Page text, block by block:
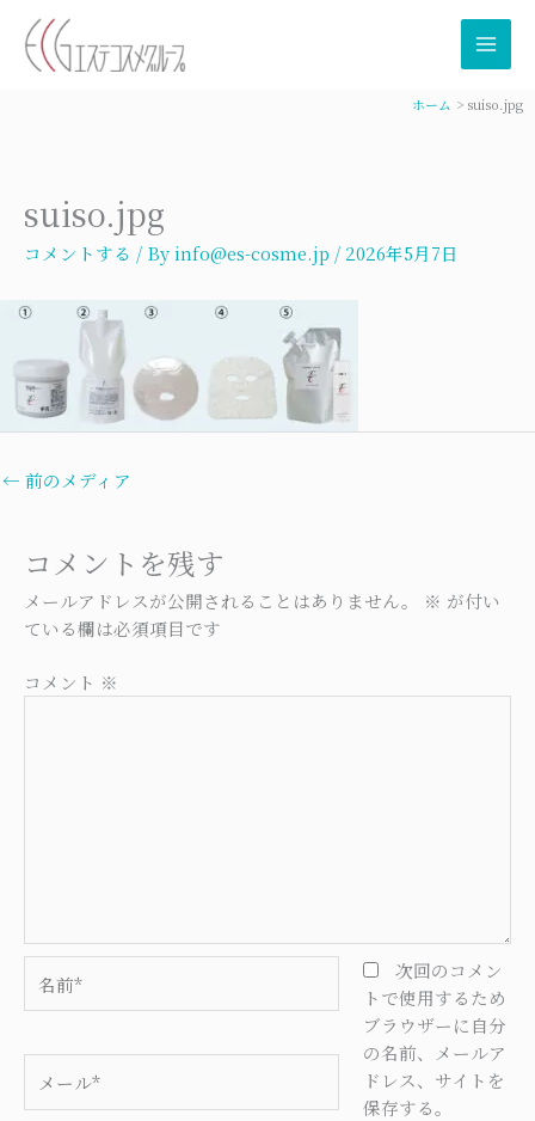
ホーム suiso.jpg
suiso.jpg
コメントする / Byinfo@es-cosme.jp / 2026年5月7日
← 前のメディア
コメントを残す
メールアドレスが公開されることはありません。 ※ が付い
ている欄は必須項目です
コメント ※
前
ー
次回のコメン
トで使用するため
ブラウザーに自分
の名前、メールア
ドレス、サイトを
保存する。